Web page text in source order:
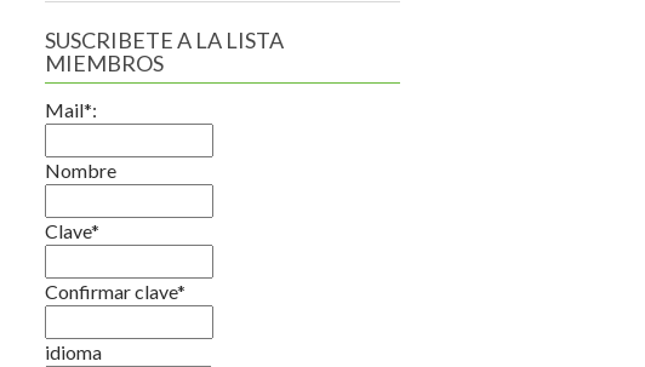
SUSCRIBETE A LA LISTA
MIEMBROS
Mail*:
Nombre
Clave*
Confirmar clave*
idioma